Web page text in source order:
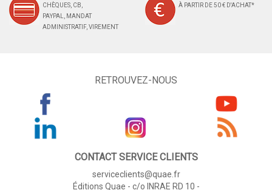
CHÈQUES, CB,
PAYPAL, MANDAT
ADMINISTRATIF, VIREMENT
À PARTIR DE 50 € D'ACHAT*
RETROUVEZ-NOUS
CONTACT SERVICE CLIENTS
serviceclients@quae.fr
Éditions Quae - c/o INRAE RD 10 -